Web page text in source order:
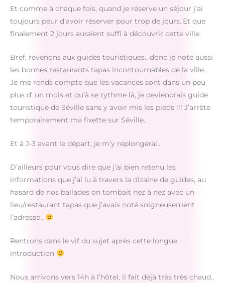
Et comme à chaque fois, quand je réserve un séjour j’ai
toujours peur d’avoir réserver pour trop de jours..Et que
finalement 2 jours auraient suffi à découvrir cette ville.
Bref, revenons aux guides touristiques.. donc je note aussi
les bonnes restaurants tapas incontournables de la ville..
Je me rends compte que les vacances sont dans un peu
plus d’ un mois et qu’à se rythme là, je deviendrais guide
touristique de Séville sans y avoir mis les pieds !!! J’arrête
temporairement ma fixette sur Séville.
Et à J-3 avant le départ, je m’y replongerai..
D’ailleurs pour vous dire que j’ai bien retenu les
informations que j’ai lu à travers la dizaine de guides, au
hasard de nos ballades on tombait nez à nez avec un
lieu/restaurant tapas que j’avais noté soigneusement
l’adresse..
Rentrons dans le vif du sujet après cette longue
introduction
Nous arrivons vers 14h à l’hôtel, il fait déjà très très chaud..